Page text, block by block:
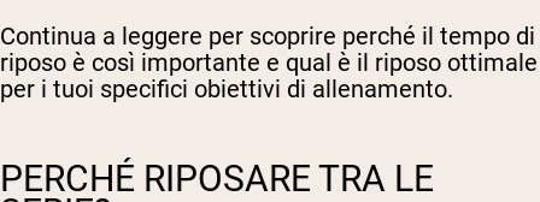
Continua a leggere per scoprire perché il tempo di
riposo è così importante e qual è il riposo ottimale
per i tuoi specifici obiettivi di allenamento.
PERCHÉ RIPOSARE TRA LE